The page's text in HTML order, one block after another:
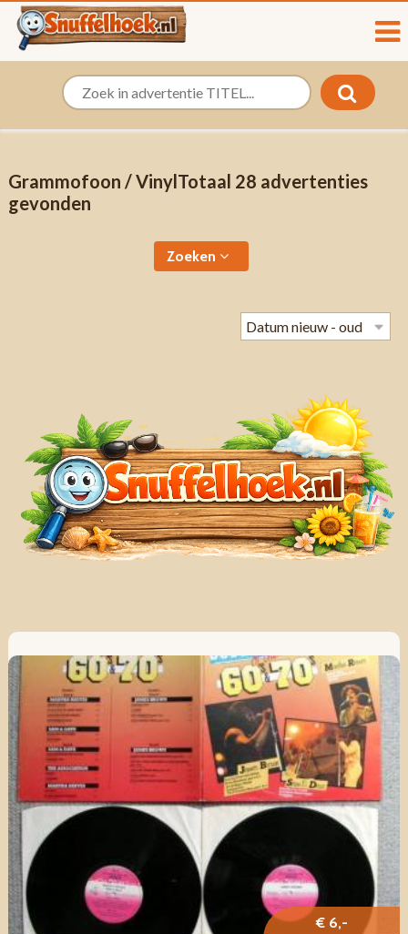
Grammofoon / VinylTotaal 28 advertenties
gevonden
Zoeken
€ 6,-